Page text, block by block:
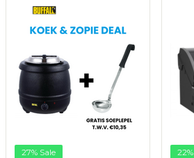
27% Sale